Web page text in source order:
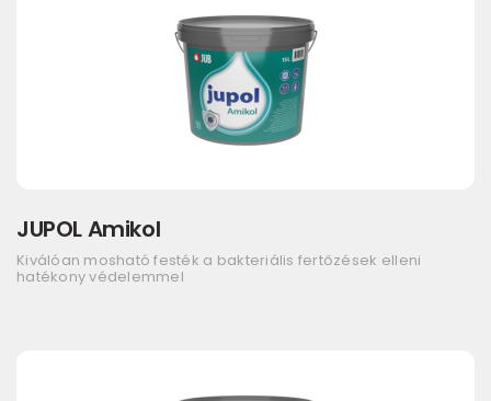
JUPOL Amikol
Kiválóan mosható festék a bakteriális fertőzések elleni
hatékony védelemmel